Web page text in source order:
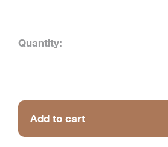
Quantity:
Add to cart